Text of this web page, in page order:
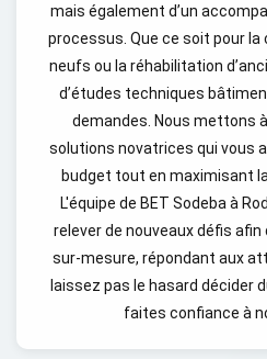
mais également d’un
processus. Que ce soit pour
neufs ou la réhabilitation
d’études techniques
demandes. Nous mettons
solutions novatrices qui vous
budget tout en maximisant
L'équipe de BET Sodeba à
relever de nouveaux défis
sur-mesure, répondant aux
laissez pas le hasard décider
faites confiance à